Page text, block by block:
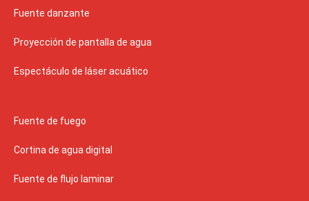
Fuente danzante
Proyección de pantalla de agua
Espectáculo de láser acuático
Fuente de fuego
Cortina de agua digital
Fuente de flujo laminar